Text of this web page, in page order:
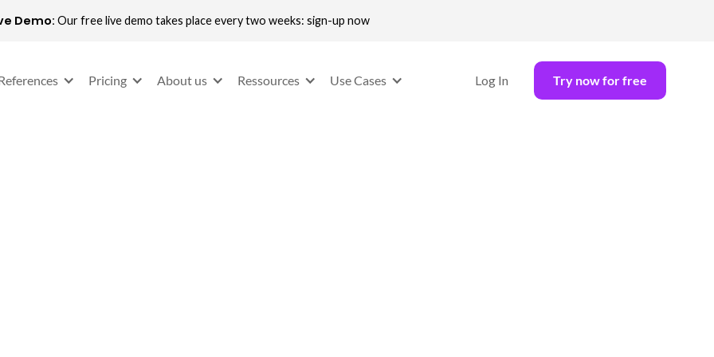
Demo: Our free live demo takes place every two weeks: sign-up now
Pricing About us Ressources Use Cases Log In Try now for free